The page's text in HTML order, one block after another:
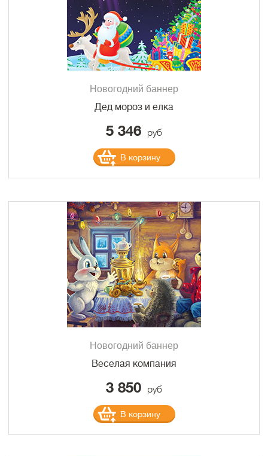
Новогодний баннер
Дед мороз и елка
5 346 руб
В корзину
Новогодний баннер
Веселая компания
3 850 руб
В корзину